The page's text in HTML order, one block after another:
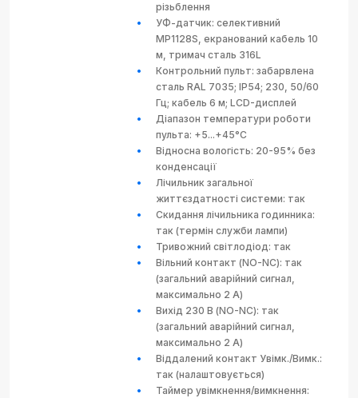
різьблення
УФ-датчик: селективний
MP1128S, екранований кабель 10
м, тримач сталь 316L
Контрольний пульт: забарвлена
сталь RAL 7035; IP54; 230, 50/60
Гц; кабель 6 м; LCD-дисплей
Діапазон температури роботи
пульта: +5...+45°C
Відносна вологість: 20-95% без
конденсації
Лічильник загальної
життєздатності системи: так
Скидання лічильника годинника:
так (термін служби лампи)
Тривожний світлодіод: так
Вільний контакт (NO-NC): так
(загальний аварійний сигнал,
максимально 2 A)
Вихід 230 В (NO-NC): так
(загальний аварійний сигнал,
максимально 2 A)
Віддалений контакт Увімк./Вимк.:
так (налаштовується)
Таймер увімкнення/вимкнення: